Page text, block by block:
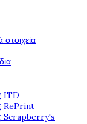
ITD
RePrint
Scrapberry's